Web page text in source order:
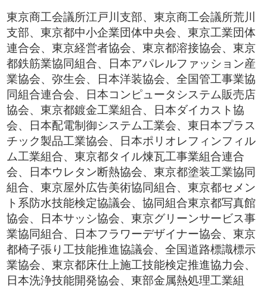
東京商工会議所江戸川支部、東京商工会議所荒川
支部、東京都中小企業団体中央会、東京工業団体
連合会、東京経営者協会、東京都溶接協会、東京
都鉄筋業協同組合、日本アパレルファッション産
業協会、弥生会、日本洋装協会、全国管工事業協
同組合連合会、日本コンピュータシステム販売店
協会、東京都鍍金工業組合、日本ダイカスト協
会、日本配電制御システム工業会、東日本プラス
チック製品工業協会、日本ポリオレフィンフィル
ム工業組合、東京都タイル煉瓦工事業組合連合
会、日本ウレタン断熱協会、東京都塗装工業協同
組合、東京屋外広告美術協同組合、東京都セメン
ト系防水技能検定協議会、協同組合東京都写真館
協会、日本サッシ協会、東京グリーンサービス事
業協同組合、日本フラワーデザイナー協会、東京
都椅子張り工技能推進協議会、全国道路標識標示
業協会、東京都床仕上施工技能検定推進協力会、
日本洗浄技能開発協会、東部金属熱処理工業組